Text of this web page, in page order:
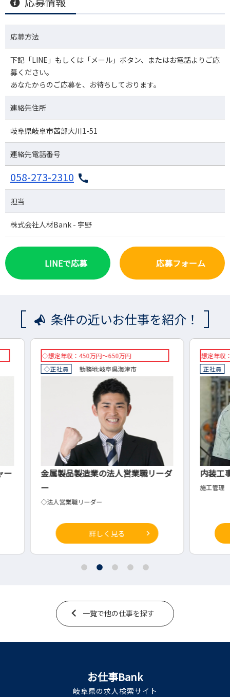
応募方法
下記「LINE」もしくは「メール」ボタン、またはお電話よりご応
募ください。
あなたからのご応募を、お待ちしております。
連絡先住所
岐阜県岐阜市茜部大川1-51
連絡先電話番号
058-273-2310
担当
株式会社人材Bank - 宇野
LINEで応募 応募フォーム
条件の近いお仕事を紹介！
ーダ
想定年収：400万円～600万円
正社員
勤務地:岐阜市
内装工事業の営業現場管理
詳しく見る
◇想
◇正
食
◇調
一覧で他の仕事を探す
お仕事Bank
岐阜県の求人検索サイト